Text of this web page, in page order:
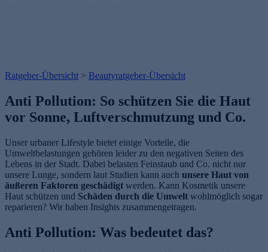
Ratgeber-Übersicht > Beautyratgeber-Übersicht
Anti Pollution: So schützen Sie die Haut
vor Sonne, Luftverschmutzung und Co.
Unser urbaner Lifestyle bietet einige Vorteile, die
Umweltbelastungen gehören leider zu den negativen Seiten des
Lebens in der Stadt. Dabei belasten Feinstaub und Co. nicht nur
unsere Lunge, sondern laut Studien kann auch unsere Haut von
äußeren Faktoren geschädigt werden. Kann Kosmetik unsere
Haut schützen und Schäden durch die Umwelt wohlmöglich sogar
reparieren? Wir haben Insights zusammengetragen.
Anti Pollution: Was bedeutet das?